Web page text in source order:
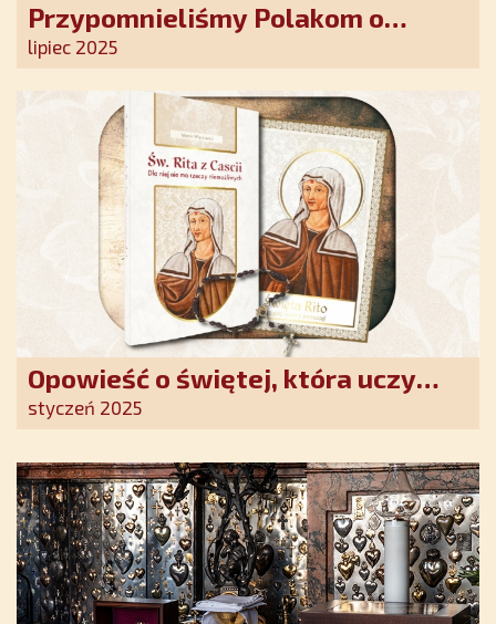
Przypomnieliśmy Polakom o
obecności Anioła Stróża!
lipiec 2025
Opowieść o świętej, która uczy
szczerego oddania się Bogu.
nadziei w XXI wieku
styczeń 2025